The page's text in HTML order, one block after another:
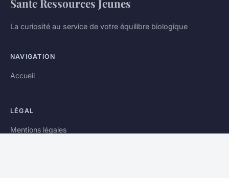
Sante Ressources Jeunes
La curiosité au service de votre équilibre biologique
NAVIGATION
Accueil
LÉGAL
Mentions légales